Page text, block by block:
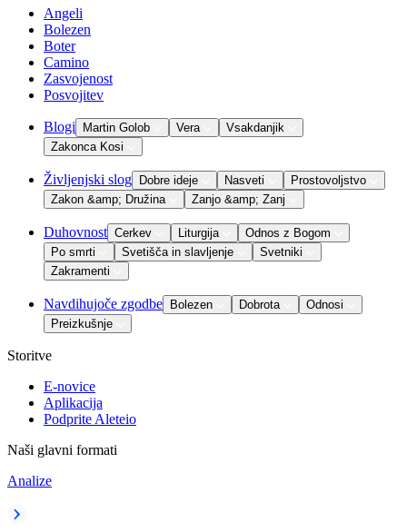
Angeli
Bolezen
Boter
Camino
Zasvojenost
Posvojitev
Blogi Martin Golob Vera
Vsakdanjik
Zakonca Kosi
Življenjski slog Dobre ideje Nasveti
Prostovoljstvo
Zakon &amp; Družina
Zanjo &amp; Zanj
Duhovnost Cerkev Liturgija
Odnos z Bogom
Po smrti
Svetišča in slavljenje
Svetniki
Zakramenti
Navdihujoče zgodbe Bolezen Dobrota
Odnosi
Preizkušnje
Storitve
E-novice
Aplikacija
Podprite Aleteio
Naši glavni formati
Analize